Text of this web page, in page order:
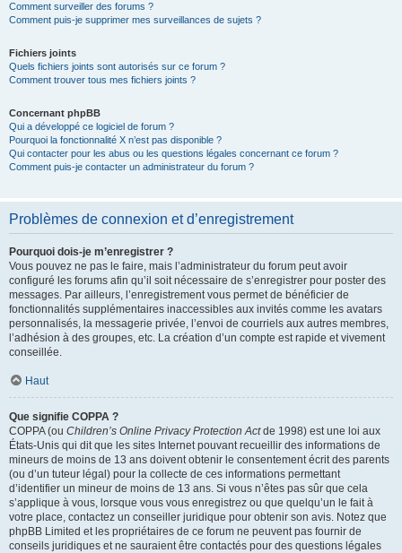
Comment surveiller des forums ?
Comment puis-je supprimer mes surveillances de sujets ?
Fichiers joints
Quels fichiers joints sont autorisés sur ce forum ?
Comment trouver tous mes fichiers joints ?
Concernant phpBB
Qui a développé ce logiciel de forum ?
Pourquoi la fonctionnalité X n’est pas disponible ?
Qui contacter pour les abus ou les questions légales concernant ce forum ?
Comment puis-je contacter un administrateur du forum ?
Problèmes de connexion et d’enregistrement
Pourquoi dois-je m’enregistrer ?
Vous pouvez ne pas le faire, mais l’administrateur du forum peut avoir
configuré les forums afin qu’il soit nécessaire de s’enregistrer pour poster des
messages. Par ailleurs, l’enregistrement vous permet de bénéficier de
fonctionnalités supplémentaires inaccessibles aux invités comme les avatars
personnalisés, la messagerie privée, l’envoi de courriels aux autres membres,
l’adhésion à des groupes, etc. La création d’un compte est rapide et vivement
conseillée.
Haut
Que signifie COPPA ?
COPPA (ou Children’s Online Privacy Protection Actde 1998) est une loi aux
États-Unis qui dit que les sites Internet pouvant recueillir des informations de
mineurs de moins de 13 ans doivent obtenir le consentement écrit des parents
(ou d’un tuteur légal) pour la collecte de ces informations permettant
d’identifier un mineur de moins de 13 ans. Si vous n’êtes pas sûr que cela
s’applique à vous, lorsque vous vous enregistrez ou que quelqu’un le fait à
votre place, contactez un conseiller juridique pour obtenir son avis. Notez que
phpBB Limited et les propriétaires de ce forum ne peuvent pas fournir de
conseils juridiques et ne sauraient être contactés pour des questions légales